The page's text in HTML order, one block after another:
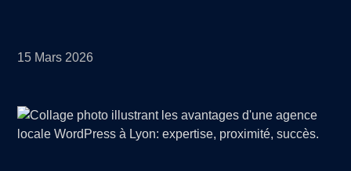
15 Mars 2026